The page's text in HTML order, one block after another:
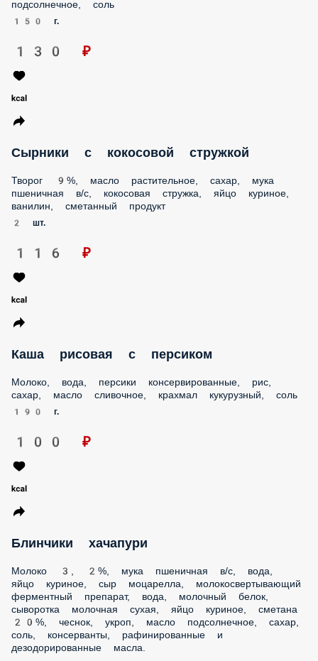
150 г.
с, кокосовая стружка, яйцо куриное, ванилин, сметанный
продукт
2 шт.
Молоко, вода, персики консервированные, рис, сахар,
масло сливочное, крахмал кукурузный, соль
190 г.
Молоко 3, 2%, мука пшеничная в/с, вода, яйцо куриное,
сыр моцарелла, молокосвертывающий ферментный
препарат, вода, молочный белок, сыворотка молочная
сухая, яйцо куриное, сметана 20%, чеснок, укроп, масло
подсолнечное, сахар, соль, консерванты, рафинированные
и дезодорированные масла.
180 г.